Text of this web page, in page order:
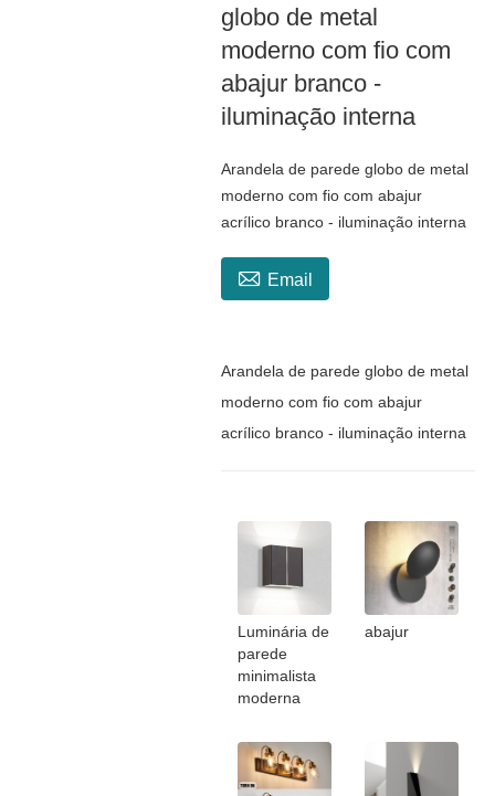
globo de metal
moderno com fio com
abajur branco -
iluminação interna
Arandela de parede globo de metal
moderno com fio com abajur
acrílico branco - iluminação interna
 Email
Arandela de parede globo de metal
moderno com fio com abajur
acrílico branco - iluminação interna
Luminária de
parede
minimalista
moderna
abajur